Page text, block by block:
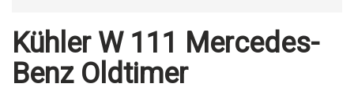
Kühler W 111 Mercedes-
Benz Oldtimer